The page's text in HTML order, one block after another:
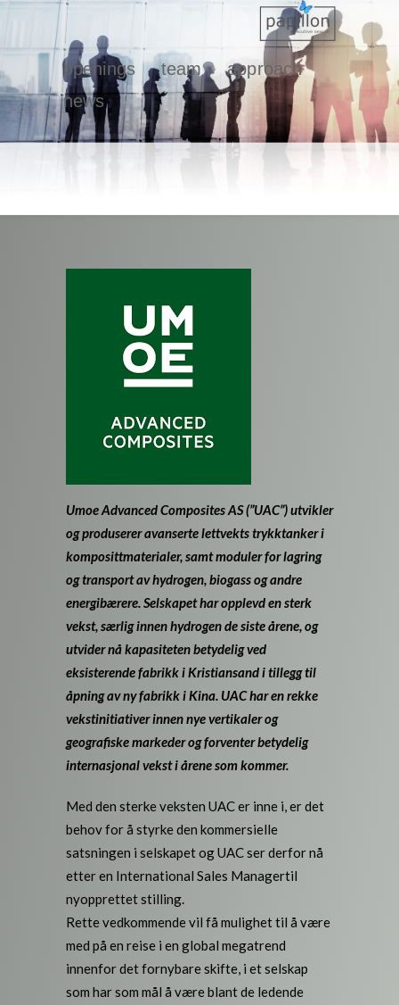
openings team
approach
news
Umoe Advanced Composites AS (”UAC”) utvikler
og produserer avanserte lettvekts trykktanker i
komposittmaterialer, samt moduler for lagring
og transport av hydrogen, biogass og andre
energibærere. Selskapet har opplevd en sterk
vekst, særlig innen hydrogen de siste årene, og
utvider nå kapasiteten betydelig ved
eksisterende fabrikk i Kristiansand i tillegg til
åpning av ny fabrikk i Kina. UAC har en rekke
vekstinitiativer innen nye vertikaler og
geografiske markeder og forventer betydelig
internasjonal vekst i årene som kommer.
Med den sterke veksten UAC er inne i, er det
behov for å styrke den kommersielle
satsningen i selskapet og UAC ser derfor nå
etter en International Sales Managertil
nyopprettet stilling.
Rette vedkommende vil få mulighet til å være
med på en reise i en global megatrend
innenfor det fornybare skifte, i et selskap
som har som mål å være blant de ledende